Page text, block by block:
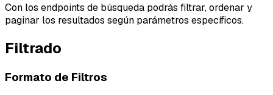
Con los endpoints de búsqueda podrás filtrar, ordenar y
paginar los resultados según parámetros específicos.
Filtrado
Formato de Filtros